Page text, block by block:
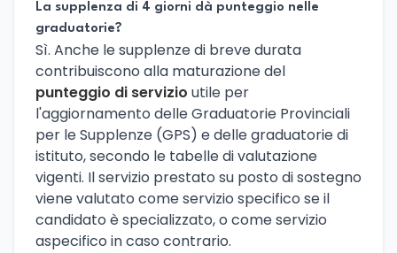
La supplenza di 4 giorni dà punteggio nelle
graduatorie?
Sì. Anche le supplenze di breve durata
contribuiscono alla maturazione del
punteggio di servizio utile per
l'aggiornamento delle Graduatorie Provinciali
per le Supplenze (GPS) e delle graduatorie di
istituto, secondo le tabelle di valutazione
vigenti. Il servizio prestato su posto di sostegno
viene valutato come servizio specifico se il
candidato è specializzato, o come servizio
aspecifico in caso contrario.